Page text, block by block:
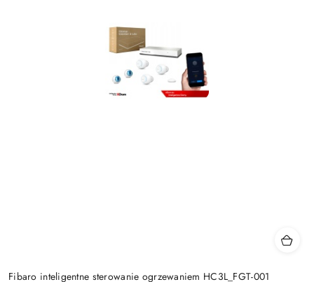
Fibaro inteligentne sterowanie ogrzewaniem HC3L_FGT-001